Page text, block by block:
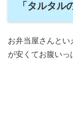
「タルタル
お弁当屋さんと
が安くてお腹いっ